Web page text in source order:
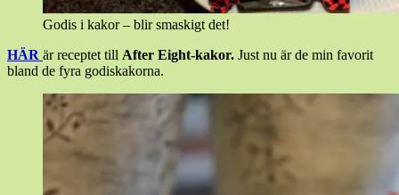
Godis i kakor – blir smaskigt det!
HÄR är receptet till After Eight-kakor. Just nu är de min favorit
bland de fyra godiskakorna.